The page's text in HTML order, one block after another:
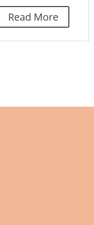
Read More